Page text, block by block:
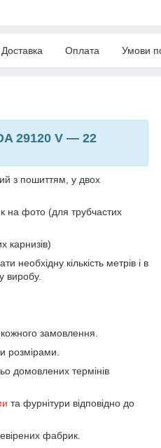
Доставка Оплата Умови
29120 V — 22
з пошиттям, у двох
на фото (для трубчастих
карнизів)
необхідну кількість метрів і в
виробу.
кожного замовлення.
розмірами.
домовлених термінів
та фурнітури відповідно до
фабрик.